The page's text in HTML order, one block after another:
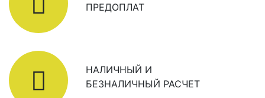
ПРЕДОПЛАТ
НАЛИЧНЫЙ И
БЕЗНАЛИЧНЫЙ РАСЧЕТ